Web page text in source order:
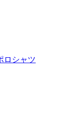
ロシャツ